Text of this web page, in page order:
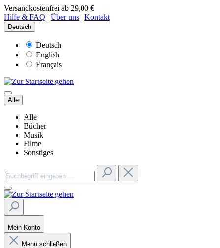
Versandkostenfrei ab 29,00 €
Hilfe & FAQ | Über uns | Kontakt
Deutsch
Deutsch
English
Français
Alle
Alle
Bücher
Musik
Filme
Sonstiges
Mein Konto
Menü schließen